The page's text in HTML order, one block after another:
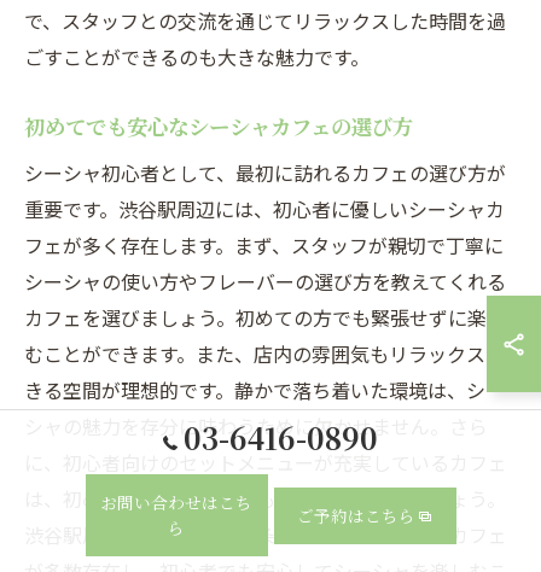
で、スタッフとの交流を通じてリラックスした時間を過
ごすことができるのも大きな魅力です。
初めてでも安心なシーシャカフェの選び方
シーシャ初心者として、最初に訪れるカフェの選び方が
重要です。渋谷駅周辺には、初心者に優しいシーシャカ
フェが多く存在します。まず、スタッフが親切で丁寧に
シーシャの使い方やフレーバーの選び方を教えてくれる
カフェを選びましょう。初めての方でも緊張せずに楽し
むことができます。また、店内の雰囲気もリラックスで
きる空間が理想的です。静かで落ち着いた環境は、シー
シャの魅力を存分に味わうために欠かせません。さら
は、初めての体験を特別なものにしてくれるでしょう。
渋谷駅周辺には、これらの条件を満たすシーシャカフェ
03-6416-0890
お問い合わせはこち
ら
ご予約はこちら